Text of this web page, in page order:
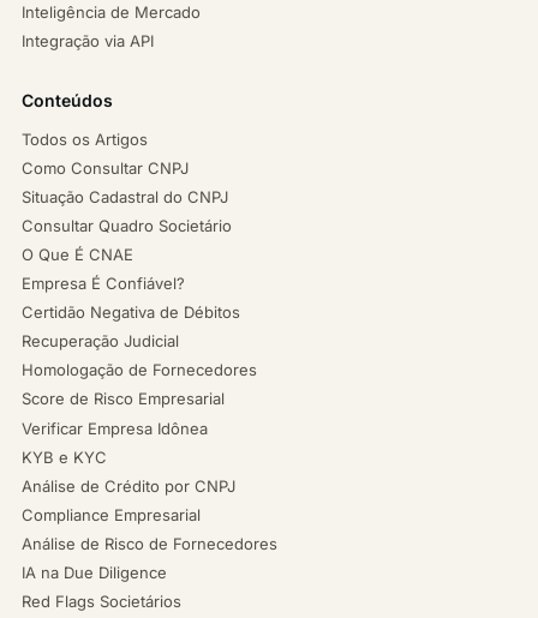
Inteligência de Mercado
Integração via API
Conteúdos
Todos os Artigos
Como Consultar CNPJ
Situação Cadastral do CNPJ
Consultar Quadro Societário
O Que É CNAE
Empresa É Confiável?
Certidão Negativa de Débitos
Recuperação Judicial
Homologação de Fornecedores
Score de Risco Empresarial
Verificar Empresa Idônea
KYB e KYC
Análise de Crédito por CNPJ
Compliance Empresarial
Análise de Risco de Fornecedores
IA na Due Diligence
Red Flags Societários